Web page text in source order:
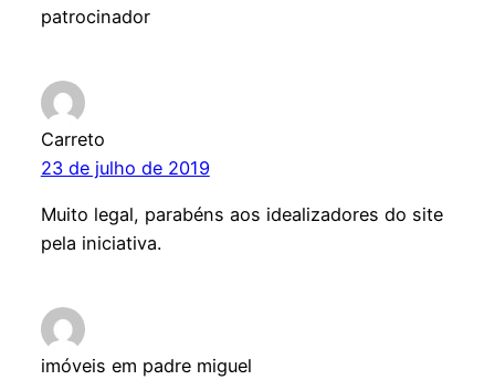
patrocinador
Carreto
23 de julho de 2019
Muito legal, parabéns aos idealizadores do site
pela iniciativa.
imóveis em padre miguel